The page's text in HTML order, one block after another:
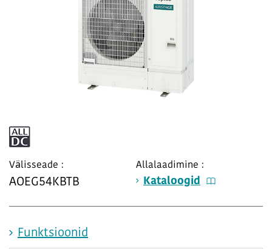
Välisseade :
AOEG54KBTB
Allalaadimine :
Kataloogid
Funktsioonid